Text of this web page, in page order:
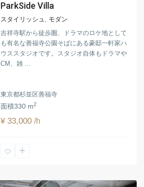
ParkSide Villa
スタイリッシュ , モダン
吉祥寺駅から徒歩圏、ドラマのロケ地として
も有名な善福寺公園そばにある豪邸一軒家ハ
ウススタジオです。スタジオ自体もドラマや
CM、雑 ...
東京都杉並区善福寺
面積330 m2
¥ 33,000 /h